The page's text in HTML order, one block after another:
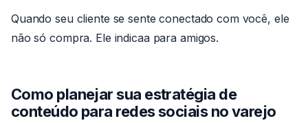
Quando seu cliente se sente conectado com você, ele
não só compra. Ele indicaa para amigos.
Como planejar sua estratégia de
conteúdo para redes sociais no varejo